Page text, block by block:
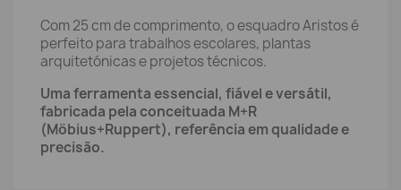
Com 25 cm de comprimento, o esquadro Aristos é
perfeito para trabalhos escolares, plantas
arquitetónicas e projetos técnicos.
Uma ferramenta essencial, fiável e versátil,
fabricada pela conceituada M+R
(Möbius+Ruppert), referência em qualidade e
precisão.